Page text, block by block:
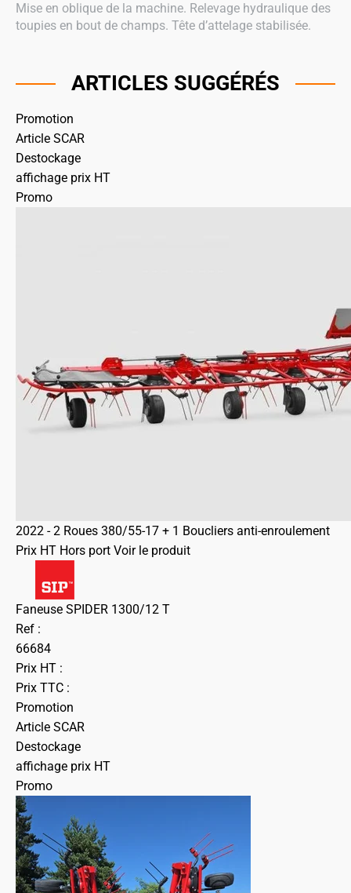
Mise en oblique de la machine. Relevage hydraulique des
toupies en bout de champs. Tête d’attelage stabilisée.
ARTICLES SUGGÉRÉS
Promotion
Article SCAR
Destockage
affichage prix HT
Promo
2022 - 2 Roues 380/55-17 + 1 Boucliers anti-enroulement
Prix HT Hors port Voir le produit
Faneuse SPIDER 1300/12 T
Ref :
66684
Prix HT :
Prix TTC :
Promotion
Article SCAR
Destockage
affichage prix HT
Promo